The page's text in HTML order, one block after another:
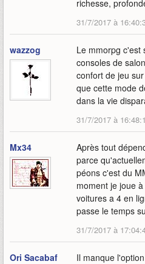
richesse,
31/7/2017 à
wazzog
Le mmorpg c'est
consoles de
confort de jeu
que cette mode
dans la vie
31/7/2017 à
Mx34
Après tout
parce
péons c'est du
moment je joue
voitures a 4 en
passe le temps
31/7/2017 à
Ori Sacabaf
Il manque